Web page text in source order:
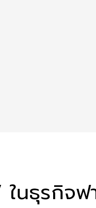
ในธุรกิ